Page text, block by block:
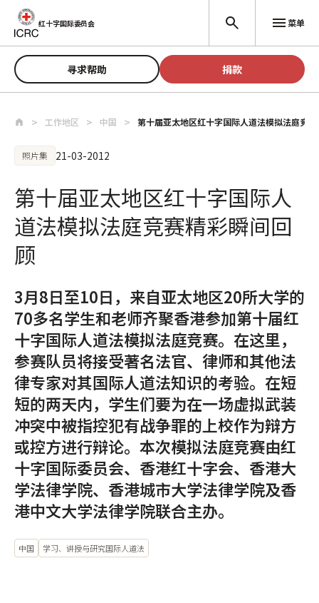
跳至主要内容
红十字国际委员会 菜单
寻求帮助 捐款
工作地区 中国 第十届亚太地区红十字国际人道法模拟法庭竞
照片集 21-03-2012
第十届亚太地区红十字国际人
道法模拟法庭竞赛精彩瞬间回
顾
3月8日至10日，来自亚太地区20所大学的
70多名学生和老师齐聚香港参加第十届红
十字国际人道法模拟法庭竞赛。在这里，
参赛队员将接受著名法官、律师和其他法
律专家对其国际人道法知识的考验。在短
短的两天内，学生们要为在一场虚拟武装
冲突中被指控犯有战争罪的上校作为辩方
或控方进行辩论。本次模拟法庭竞赛由红
十字国际委员会、香港红十字会、香港大
学法律学院、香港城市大学法律学院及香
港中文大学法律学院联合主办。
中国 学习、讲授与研究国际人道法